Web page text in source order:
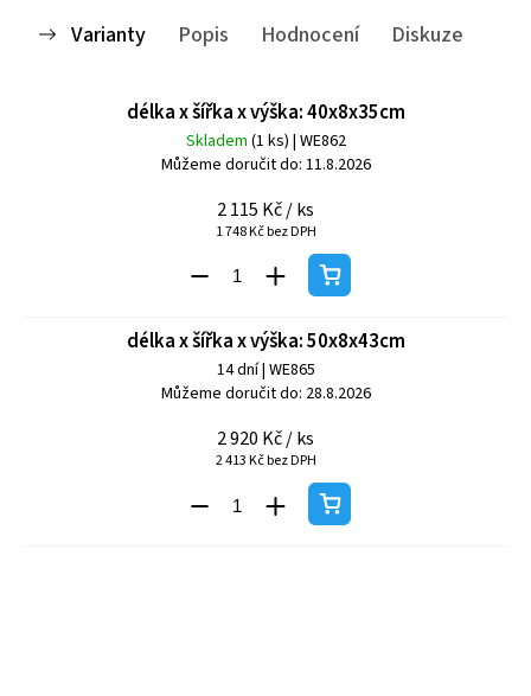
Varianty Popis Hodnocení Diskuze
délka x šířka x výška: 40x8x35cm
Skladem (1 ks) | WE862
Můžeme doručit do: 11.8.2026
2 115 Kč/ ks
1 748 Kč bez DPH
délka x šířka x výška: 50x8x43cm
14 dní| WE865
Můžeme doručit do: 28.8.2026
2 920 Kč/ ks
2 413 Kč bez DPH